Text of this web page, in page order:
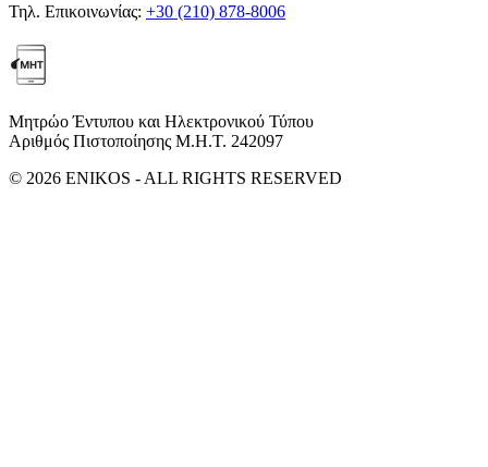
Τηλ. Επικοινωνίας: +30 (210) 878-8006
Μητρώο Έντυπου και Ηλεκτρονικού Τύπου
Αριθμός Πιστοποίησης Μ.Η.Τ. 242097
© 2026 ENIKOS - ALL RIGHTS RESERVED